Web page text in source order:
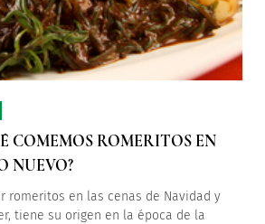
COMEMOS ROMERITOS EN
NUEVO?
romeritos en las cenas de Navidad y
tiene su origen en la época de la